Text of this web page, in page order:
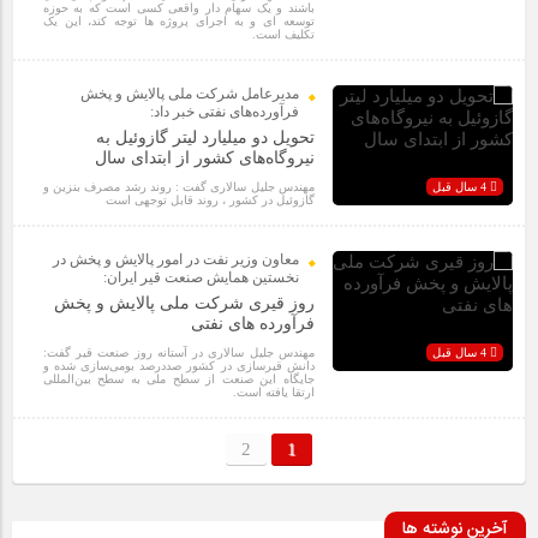
باشند و یک سهام دار واقعی کسی است که به حوزه
توسعه ای و به اجرای پروژه ها توجه کند، این یک
تکلیف است.
مدیرعامل شرکت ملی پالایش و پخش
فرآورده‌های نفتی خبر داد:
تحویل دو میلیارد لیتر گازوئیل به
نیروگاه‌های کشور از ابتدای سال
مهندس جلیل سالاری گفت : روند رشد مصرف بنزین و
گازوئیل در کشور ، روند قابل توجهی است
معاون وزیر نفت در امور پالایش و پخش در
نخستین همایش صنعت قیر ایران:
روز قیری شرکت ملی پالایش و پخش
فرآورده های نفتی
مهندس جلیل سالاری در آستانه روز صنعت قیر گفت:
دانش قیرسازی در کشور صددرصد بومی‌سازی شده و
جایگاه این صنعت از سطح ملی به سطح بین‌المللی
ارتقا یافته است.
1
2
آخرین نوشته ها